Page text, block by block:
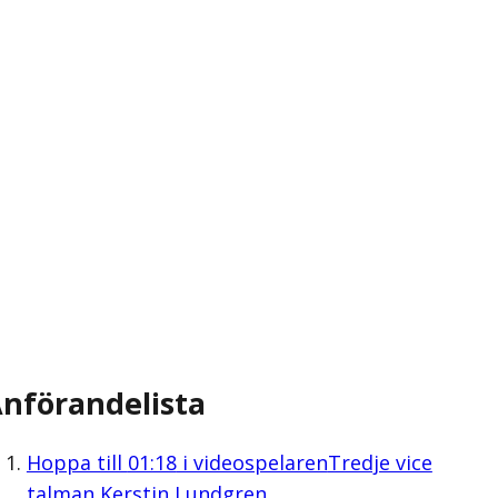
Hoppa till 01:18i videospelarenTredje vice